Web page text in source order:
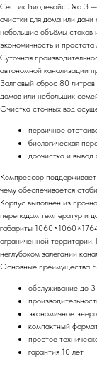
Септик Биодевайс Эко 3 —
очистки для дома или
небольшие объёмы стоков
экономичность и
Суточная
автономной канализации
Залповый сброс 80 литров
домов или небольших
Очистка сточных вод
первичное
биологическая
доочистка и вывод
Компрессор поддерживает
чему обеспечивается
Корпус выполнен из
перепадам температур и
габариты
ограниченной
неглубоком залегании
Основные преимущества
обслуживание до 3
экономичное
компактный
простое
гарантия 10 лет